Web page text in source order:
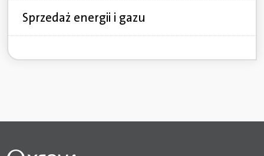
Sprzedaż energii i gazu